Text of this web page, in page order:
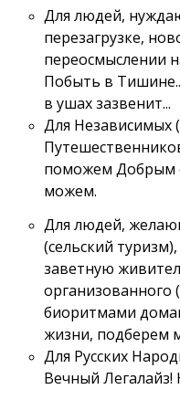
Для людей,
перезагрузке,
переосмыслении
Побыть в
в ушах зазвенит...
Для Независимых
поможем Добрым
можем.
Для людей,
(сельский
заветную
организованного
биоритмами
жизни, подберем
Для Русских
Вечный